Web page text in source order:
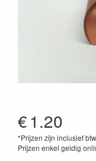
€1.20
*Prijzen zijn inclusief btw
Prijzen enkel geldig